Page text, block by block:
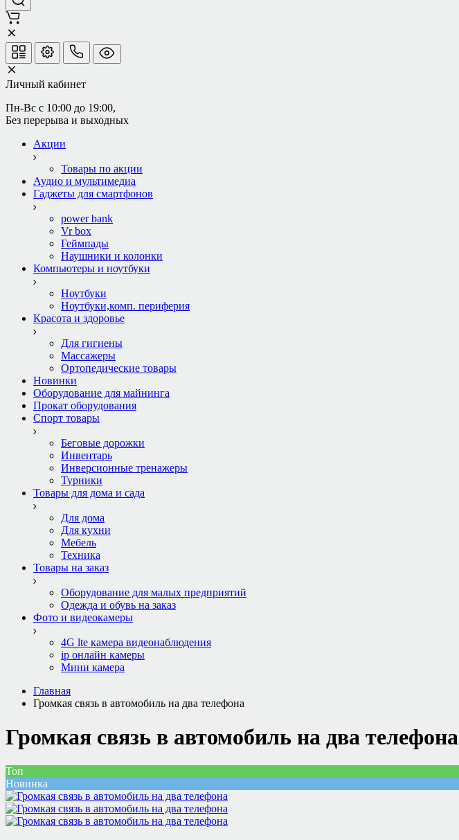
Личный кабинет
Пн-Вс с 10:00 до 19:00,
Без перерыва и выходных
Акции
Товары по акции
Аудио и мультимедиа
Гаджеты для смартфонов
power bank
Vr box
Геймпады
Наушники и колонки
Компьютеры и ноутбуки
Ноутбуки
Ноутбуки,комп. периферия
Красота и здоровье
Для гигиены
Массажеры
Ортопедические товары
Новинки
Оборудование для майнинга
Прокат оборудования
Спорт товары
Беговые дорожки
Инвентарь
Инверсионные тренажеры
Турники
Товары для дома и сада
Для дома
Для кухни
Мебель
Техника
Товары на заказ
Оборудование для малых предприятий
Одежда и обувь на заказ
Фото и видеокамеры
4G lte камера видеонаблюдения
ip онлайн камеры
Мини камера
Главная
Громкая связь в автомобиль на два телефона
Громкая связь в автомобиль на два телефона
Топ
Новинка